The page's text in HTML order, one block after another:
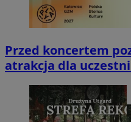
Przed koncertem
atrakcja dla